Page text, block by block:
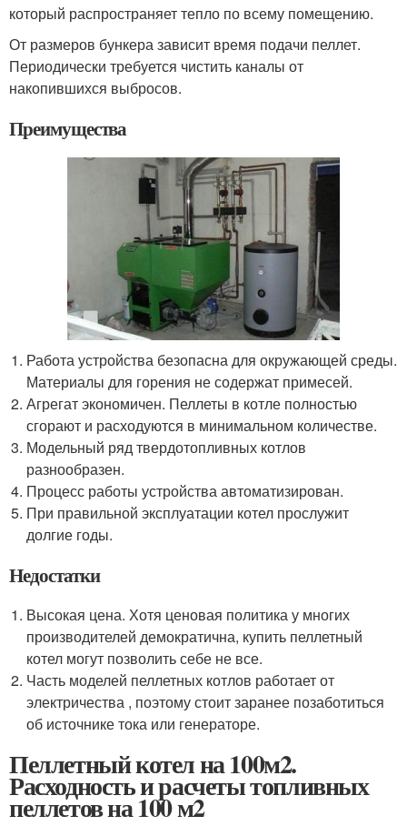
который распространяет тепло по всему помещению.
От размеров бункера зависит время подачи пеллет.
Периодически требуется чистить каналы от
накопившихся выбросов.
Преимущества
Работа устройства безопасна для окружающей среды.
Материалы для горения не содержат примесей.
Агрегат экономичен. Пеллеты в котле полностью
сгорают и расходуются в минимальном количестве.
Модельный ряд твердотопливных котлов
разнообразен.
Процесс работы устройства автоматизирован.
При правильной эксплуатации котел прослужит
долгие годы.
Недостатки
Высокая цена. Хотя ценовая политика у многих
производителей демократична, купить пеллетный
котел могут позволить себе не все.
Часть моделей пеллетных котлов работает от
электричества , поэтому стоит заранее позаботиться
об источнике тока или генераторе.
Пеллетный котел на 100м2.
Расходность и расчеты топливных
пеллетов на 100 м2